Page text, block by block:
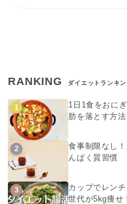
RANKING ダイエットランキ
1
1日1食をおに
肪を落とす方法
2
食事制限なし
んぱく質習慣
3
カップでレン
世代が5kg痩せ